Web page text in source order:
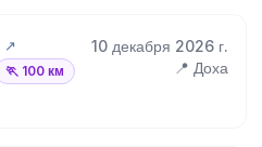
10 декабря 2026 г.
🏃 100 км 📍 Доха